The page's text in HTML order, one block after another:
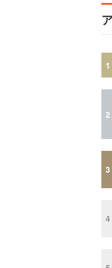
1
2
3
4